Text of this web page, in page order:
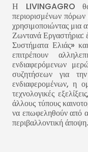
Η LIVINGAGRO θα
περιορισμένων πόρων
χρησιμοποιώντας μια
Ζωντανά Εργαστήρια:
Συστήματα Ελιάς»
επιτρέπουν
ενδιαφερόμενων
συζητήσεων για
ενδιαφερομένων, η
τεχνολογικές
άλλους τύπους
να επωφεληθούν από
περιβαλλοντική άποψη.